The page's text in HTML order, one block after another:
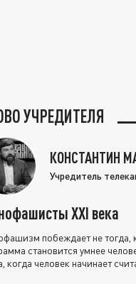
УЧРЕДИТЕЛЯ
КОНСТАНТИН
Учредитель
XXI века
побеждает не тогда,
становится умнее
когда человек начинает